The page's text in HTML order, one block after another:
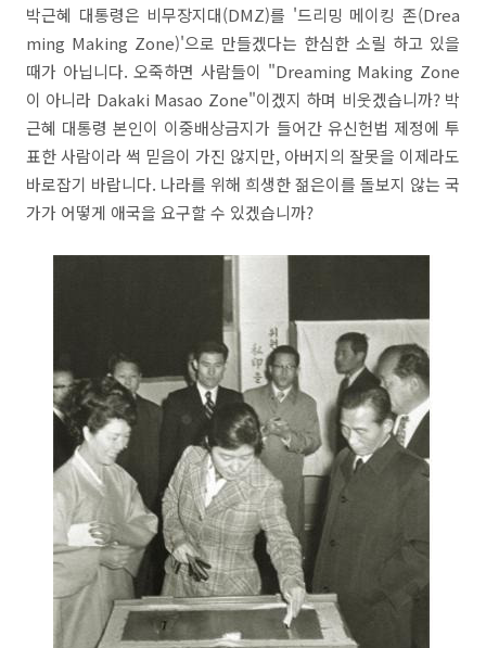
박근혜 대통령은 비무장지대(DMZ)를 '드리밍 메이킹 존(Drea
ming Making Zone)'으로 만들겠다는 한심한 소릴 하고 있을
때가 아닙니다. 오죽하면 사람들이 "Dreaming Making Zone
이 아니라 Dakaki Masao Zone"이겠지 하며 비웃겠습니까? 박
근혜 대통령 본인이 이중배상금지가 들어간 유신헌법 제정에 투
표한 사람이라 썩 믿음이 가진 않지만, 아버지의 잘못을 이제라도
바로잡기 바랍니다. 나라를 위해 희생한 젊은이를 돌보지 않는 국
가가 어떻게 애국을 요구할 수 있겠습니까?